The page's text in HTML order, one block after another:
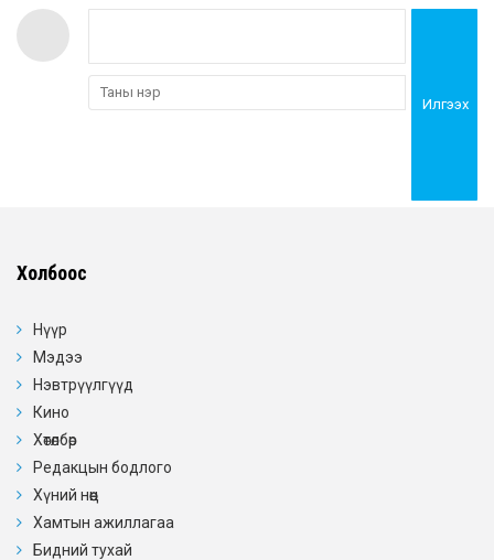
Илгээх
Холбоос
Нүүр
Мэдээ
Нэвтрүүлгүүд
Кино
Хөтөлбөр
Редакцын бодлого
Хүний нөөц
Хамтын ажиллагаа
Бидний тухай